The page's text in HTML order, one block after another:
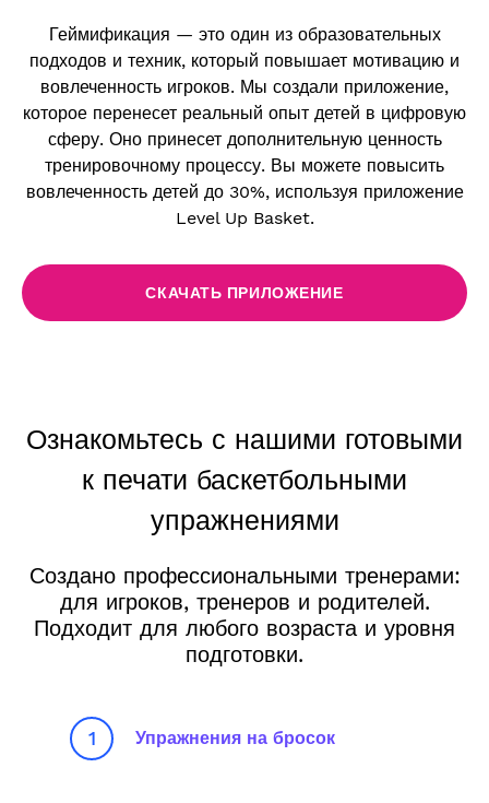
Геймификация — это один из образовательных
подходов и техник, который повышает мотивацию и
вовлеченность игроков. Мы создали приложение,
которое перенесет реальный опыт детей в цифровую
сферу. Оно принесет дополнительную ценность
тренировочному процессу. Вы можете повысить
вовлеченность детей до 30%, используя приложение
Level Up Basket.
СКАЧАТЬ ПРИЛОЖЕНИЕ
Ознакомьтесь с нашими готовыми
к печати баскетбольными
упражнениями
Создано профессиональными тренерами:
для игроков, тренеров и родителей.
Подходит для любого возраста и уровня
подготовки.
1 Упражнения на бросок